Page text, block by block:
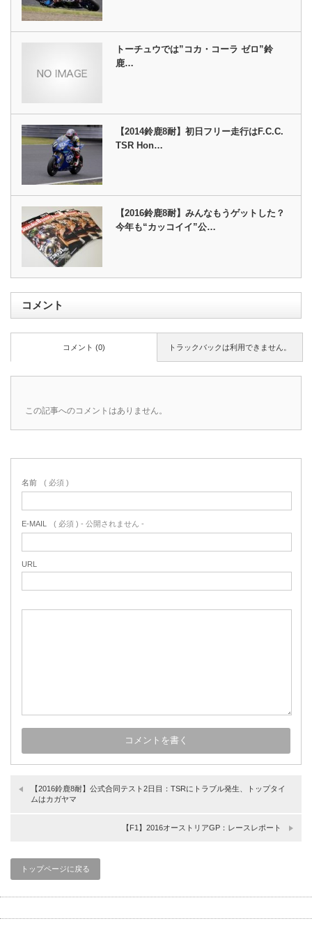
トーチュウでは”コカ・コーラ ゼロ”鈴
鹿…
【2014鈴鹿8耐】初日フリー走行はF.C.C.
TSR Hon…
【2016鈴鹿8耐】みんなもうゲットした？
今年も“カッコイイ”公…
コメント
トラックバックは利用できません。
コメント (0)
この記事へのコメントはありません。
名前 ( 必須 )
E-MAIL ( 必須 ) - 公開されません -
URL
【2016鈴鹿8耐】公式合同テスト2日目：TSRにトラブル発生、トップタイ
ムはカガヤマ
【F1】2016オーストリアGP：レースレポート
トップページに戻る